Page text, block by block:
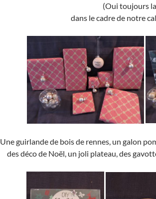
(Oui toujours
dans le cadre de notre
Une guirlande de bois de rennes, un galon
des déco de Noël, un joli plateau, des